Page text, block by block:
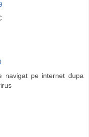
navigat pe internet dupa